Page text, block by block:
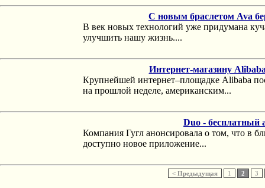
С новым браслетом Ava
В век новых технологий уже придумана
улучшить нашу жизнь....
Интернет-магазину
Крупнейшей интернет–площадке Alibaba
на прошлой неделе, американским...
Duo - бесплатный
Компания Гугл анонсировала о том, что в
доступно новое приложение...
< Предыдущая 1 2 3